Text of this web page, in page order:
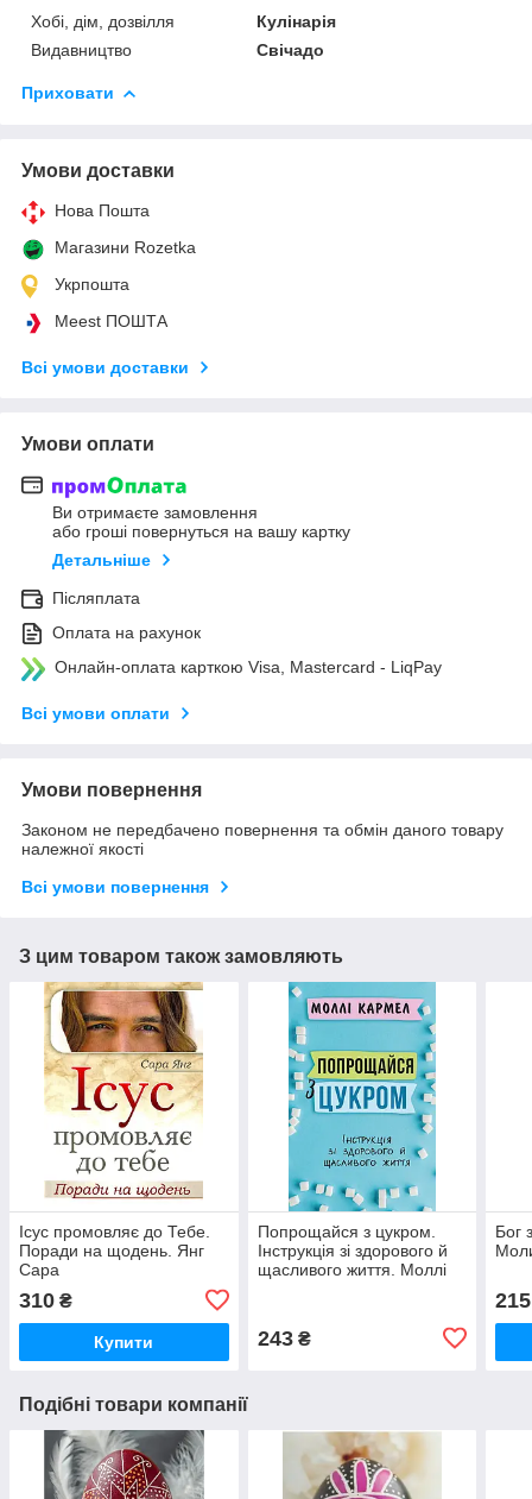
Хобі, дім, дозвілля
Кулінарія
Видавництво
Свічадо
Приховати
Умови доставки
Нова Пошта
Магазини Rozetka
Укрпошта
Meest ПОШТА
Всі умови доставки
Умови оплати
Ви отримаєте замовлення
або гроші повернуться на вашу картку
Детальніше
Післяплата
Оплата на рахунок
Онлайн-оплата карткою Visa, Mastercard - LiqPay
Всі умови оплати
Умови повернення
Законом не передбачено повернення та обмін даного товару
належної якості
Всі умови повернення
З цим товаром також замовляють
Ісус промовляє до Тебе.
Поради на щодень. Янг
Сара
310 ₴
Купити
Попрощайся з цукром.
Інструкція зі здорового й
щасливого життя. Моллі
243₴
Бог
215
Подібні товари компанії